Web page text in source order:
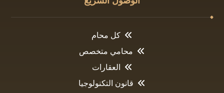
كل محام
محامي متخصص
العقارات
قانون التكنولوجيا